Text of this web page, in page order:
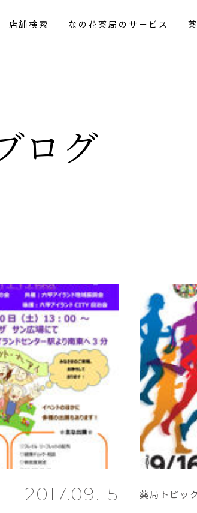
店舗検索 なの花薬局のサービス
ログ
2017.09.15 薬局トピッ